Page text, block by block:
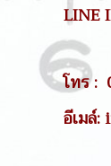
LINE
(มี
โทร :
อีเมล์